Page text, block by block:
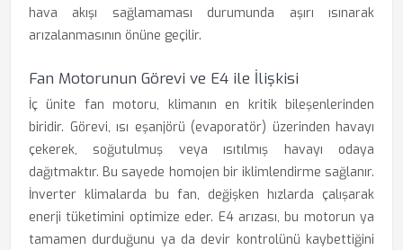
hava akışı sağlamaması durumunda aşırı ısınarak
arızalanmasının önüne geçilir.
Fan Motorunun Görevi ve E4 ile İlişkisi
İç ünite fan motoru, klimanın en kritik bileşenlerinden
biridir. Görevi, ısı eşanjörü (evaporatör) üzerinden havayı
çekerek, soğutulmuş veya ısıtılmış havayı odaya
dağıtmaktır. Bu sayede homojen bir iklimlendirme sağlanır.
İnverter klimalarda bu fan, değişken hızlarda çalışarak
enerji tüketimini optimize eder. E4 arızası, bu motorun ya
tamamen durduğunu ya da devir kontrolünü kaybettiğini